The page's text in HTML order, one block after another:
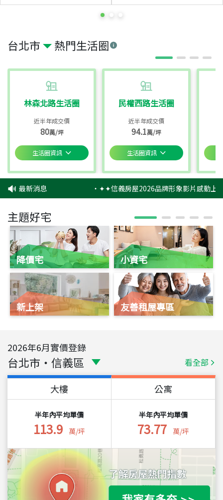
台北市 熱門生活圈
林森北路生活圈
近半年成交價
80萬/坪
生活圈資訊
民權西路生活圈
近半年成交價
94.1萬/坪
生活圈資訊
最新消息 ‧✦✦信義房屋2026品牌形象影片感動上
主題好宅
降價宅
新上架
小資宅
友善租屋專區
2026年6月實價登錄
台北市 ・ 信義區 看全部
大樓
半年內平均單價
113.9 萬/坪
公寓
半年內平均單價
73.77 萬/坪